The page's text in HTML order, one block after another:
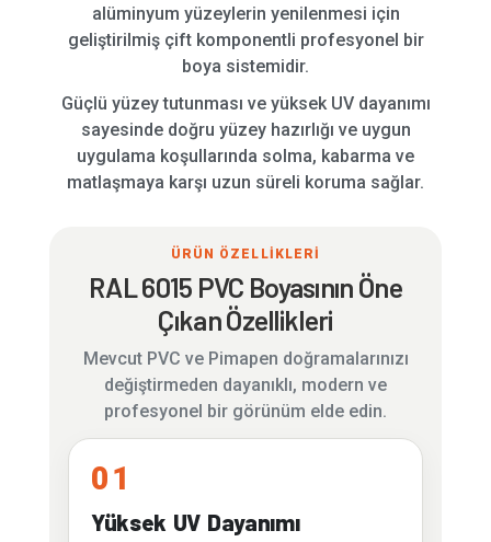
alüminyum yüzeylerin yenilenmesi için
geliştirilmiş çift komponentli profesyonel bir
boya sistemidir.
Güçlü yüzey tutunması ve yüksek UV dayanımı
sayesinde doğru yüzey hazırlığı ve uygun
uygulama koşullarında solma, kabarma ve
matlaşmaya karşı uzun süreli koruma sağlar.
ÜRÜN ÖZELLİKLERİ
RAL 6015 PVC Boyasının Öne
Çıkan Özellikleri
Mevcut PVC ve Pimapen doğramalarınızı
değiştirmeden dayanıklı, modern ve
profesyonel bir görünüm elde edin.
01
Yüksek UV Dayanımı